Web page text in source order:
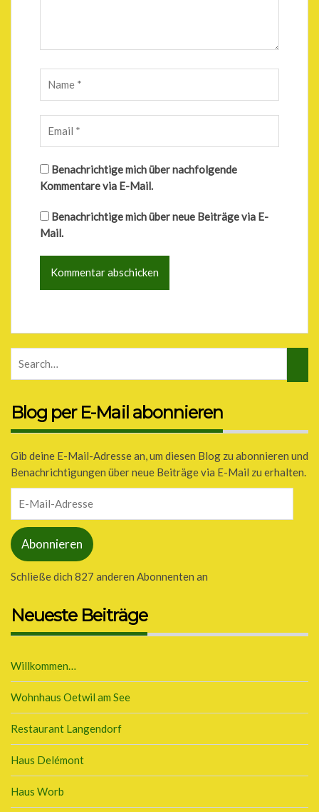
Benachrichtige mich über nachfolgende
Kommentare via E-Mail.
Benachrichtige mich über neue Beiträge via E-
Mail.
Blog per E-Mail abonnieren
Gib deine E-Mail-Adresse an, um diesen Blog zu abonnieren und
Benachrichtigungen über neue Beiträge via E-Mail zu erhalten.
Mail-
Adresse
Abonnieren
Schließe dich 827 anderen Abonnenten an
Neueste Beiträge
Willkommen…
Wohnhaus Oetwil am See
Restaurant Langendorf
Haus Delémont
Haus Worb